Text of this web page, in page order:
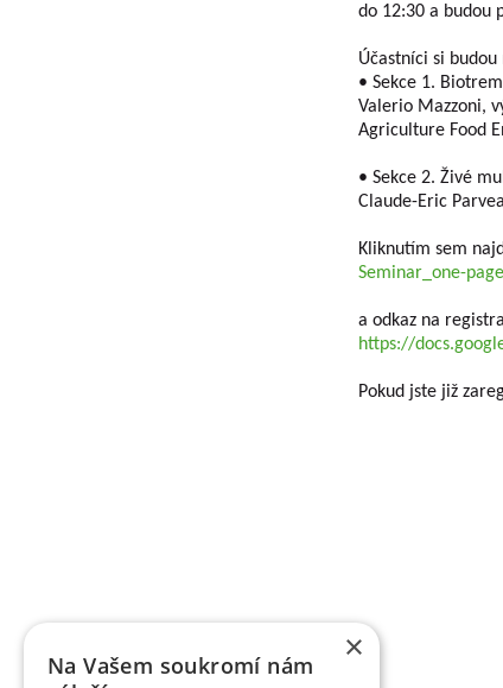
do 12:30 a budou
Účastníci si
• Sekce 1.
Valerio Mazzoni,
Agriculture Food
• Sekce 2. Živé
Claude-Eric
Kliknutím sem
Seminar_one-
a odkaz na
https://
Pokud jste již
of fruit growing and the breeding of fruit
research activity of the institute includes
territory of the Czech Republic as market
×
Na Vašem soukromí nám